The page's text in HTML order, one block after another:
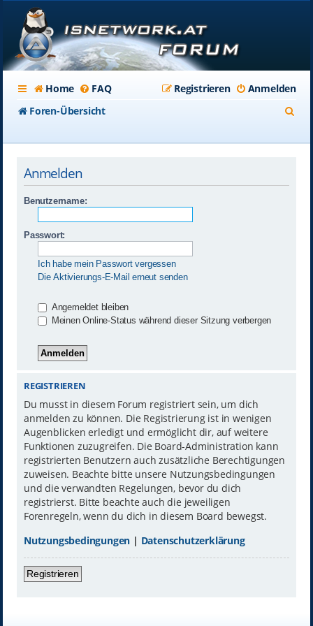
Home FAQ Anmelden
Registrieren
Foren-Übersicht
Anmelden
Benutzername:
Passwort:
Ich habe mein Passwort vergessen
Die Aktivierungs-E-Mail erneut senden
Angemeldet bleiben
Meinen Online-Status während dieser Sitzung verbergen
REGISTRIEREN
Du musst in diesem Forum registriert sein, um dich
anmelden zu können. Die Registrierung ist in wenigen
Augenblicken erledigt und ermöglicht dir, auf weitere
Funktionen zuzugreifen. Die Board-Administration kann
registrierten Benutzern auch zusätzliche Berechtigungen
zuweisen. Beachte bitte unsere Nutzungsbedingungen
und die verwandten Regelungen, bevor du dich
registrierst. Bitte beachte auch die jeweiligen
Forenregeln, wenn du dich in diesem Board bewegst.
Nutzungsbedingungen | Datenschutzerklärung
Registrieren